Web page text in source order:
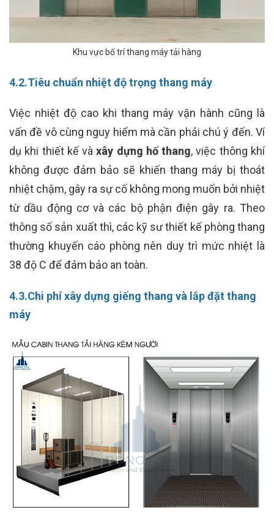
Khu vực bố trí thang máy tải hàng
4.2.Tiêu chuẩn nhiệt độ trọng thang máy
Việc nhiệt độ cao khi thang máy vận hành cũng là
vấn đề vô cùng nguy hiểm mà cần phải chú ý đến. Ví
dụ khi thiết kế và xây dựng hố thang, việc thông khí
không được đảm bảo sẽ khiến thang máy bị thoát
nhiệt chậm, gây ra sự cố không mong muốn bởi nhiệt
từ dầu động cơ và các bộ phận điện gây ra. Theo
thông số sản xuất thì, các kỹ sư thiết kế phòng thang
thường khuyến cáo phòng nên duy trì mức nhiệt là
38 độ C để đảm bảo an toàn.
4.3.Chi phí xây dựng giếng thang và lắp đặt thang
máy